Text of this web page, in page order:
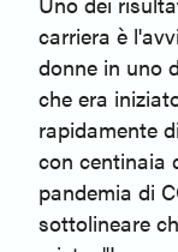
carriera è
donne in uno
che era
rapidamente
con centinaia
pandemia di
sottolineare